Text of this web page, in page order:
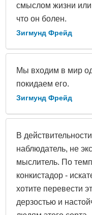
смыслом жизни или
что он болен.
Зигмунд Фрейд
Мы входим в мир
покидаем его.
Зигмунд Фрейд
В
наблюдатель, не
мыслитель. По
конкистадор -
хотите перевести
дерзостью и